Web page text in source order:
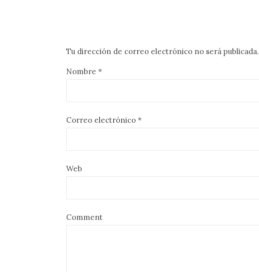
Tu dirección de correo electrónico no será publicada.
Nombre *
Correo electrónico *
Web
Comment